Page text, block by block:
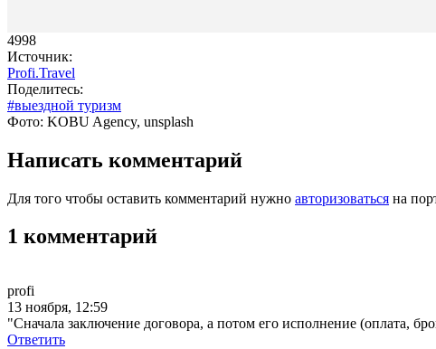
4998
Источник:
Profi.Travel
Поделитесь:
#выездной туризм
Фото: KOBU Agency, unsplash
Написать комментарий
Для того чтобы оставить комментарий нужно авторизоваться на
1 комментарий
profi
13 ноября, 12:59
"Сначала заключение договора, а потом его исполнение (оплата,
Ответить